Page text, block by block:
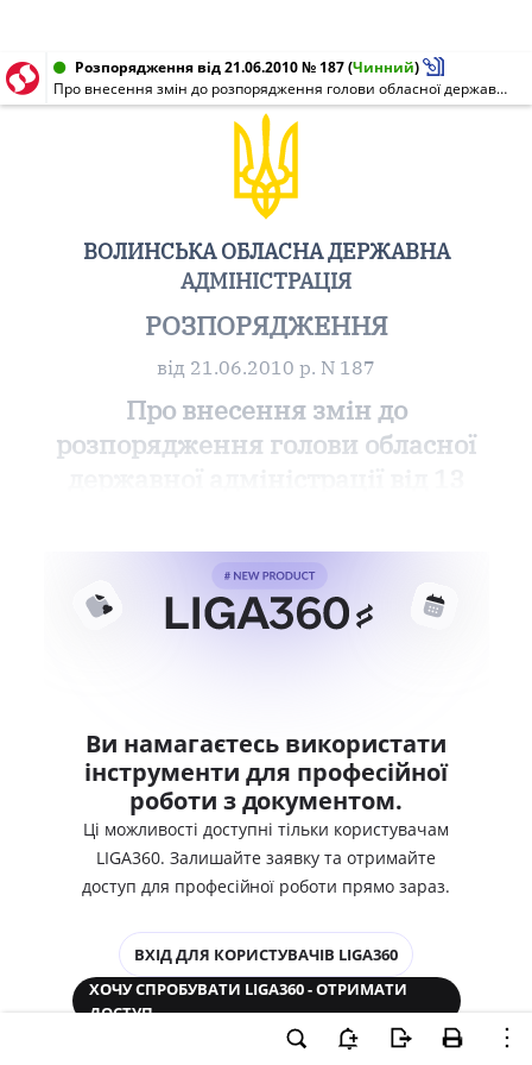
Розпорядження від 21.06.2010 № 187(Чинний)
Про внесення змін до розпорядження голови обласної державної адміністрації від 13 травня 2010 року N 119 "Про організацію та проведення оздоровлення та відпочинку дітей у 2010 році" в частині доповнення переліку позаміських закладів оздоровлення та відпочинку
ВОЛИНСЬКА ОБЛАСНА ДЕРЖАВНА
АДМІНІСТРАЦІЯ
РОЗПОРЯДЖЕННЯ
від 21.06.2010 р. N 187
Про внесення змін до
розпорядження голови обласної
Ви намагаєтесь використати
інструменти для професійної
роботи з документом.
Ці можливості доступні тільки користувачам
LIGA360. Залишайте заявку та отримайте
доступ для професійної роботи прямо зараз.
ВХІД ДЛЯ КОРИСТУВАЧІВ LIGA360
ХОЧУ СПРОБУВАТИ LIGA360 - ОТРИМАТИ
ДОСТУП